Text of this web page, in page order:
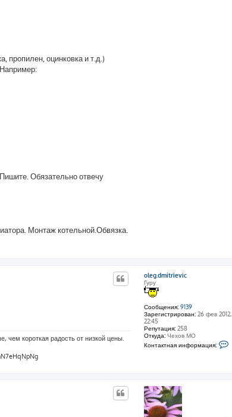
пропилен, оцинковка и т.д.)
Обязательно отвечу
Монтаж котельной.Обвязка.
oleg.dmitrievic
Гуру
Сообщения: 9139
Зарегистрирован:26 фев 2012,
22:45
Репутация: 258
Откуда:Чехов МО
Контактная информация:
чем короткая радость от низкой цены.